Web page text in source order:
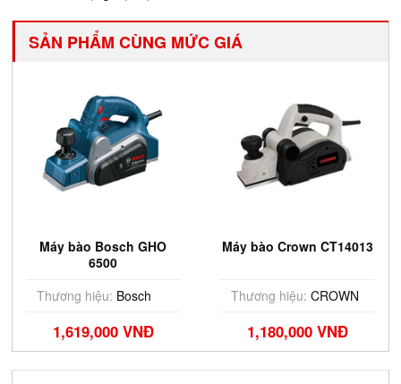
SẢN PHẨM CÙNG MỨC GIÁ
Máy bào Bosch GHO
6500
Thương hiệu: Bosch
1,619,000 VNĐ
Máy bào Crown CT14013
Thương hiệu: CROWN
1,180,000 VNĐ